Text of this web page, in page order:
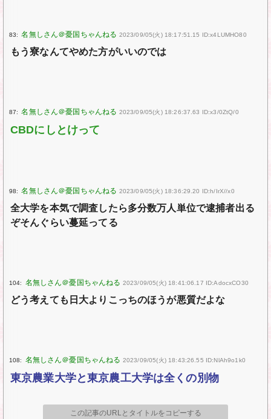
83: 2023/09/05(火) 18:17:51.15 ID:x4LUMHO80
もう寮なんてやめた方がいいのでは
87: 2023/09/05(火) 18:26:37.63 ID:x3/0ZtQ/0
CBDにしとけって
98: 2023/09/05(火) 18:36:29.20 ID:h/IrX//x0
全大学を本気で調査したら多分数万人単位で逮捕者出る
ぞそんぐらい蔓延ってる
104: 2023/09/05(火) 18:41:06.17 ID:AdocxCO30
どう考えても日大よりこっちのほうが悪質だよな
108: 2023/09/05(火) 18:43:26.55 ID:NlAh9o1k0
東京農業大学と東京農工大学は全くの別物
この記事のURLとタイトルをコピーする